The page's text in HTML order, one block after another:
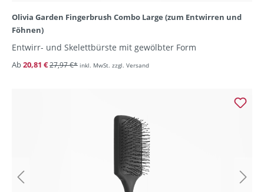
Olivia Garden Fingerbrush Combo Large (zum Entwirren und
Föhnen)
Entwirr- und Skelettbürste mit gewölbter Form
Ab20,81 €27,97 €* inkl. MwSt. zzgl. Versand